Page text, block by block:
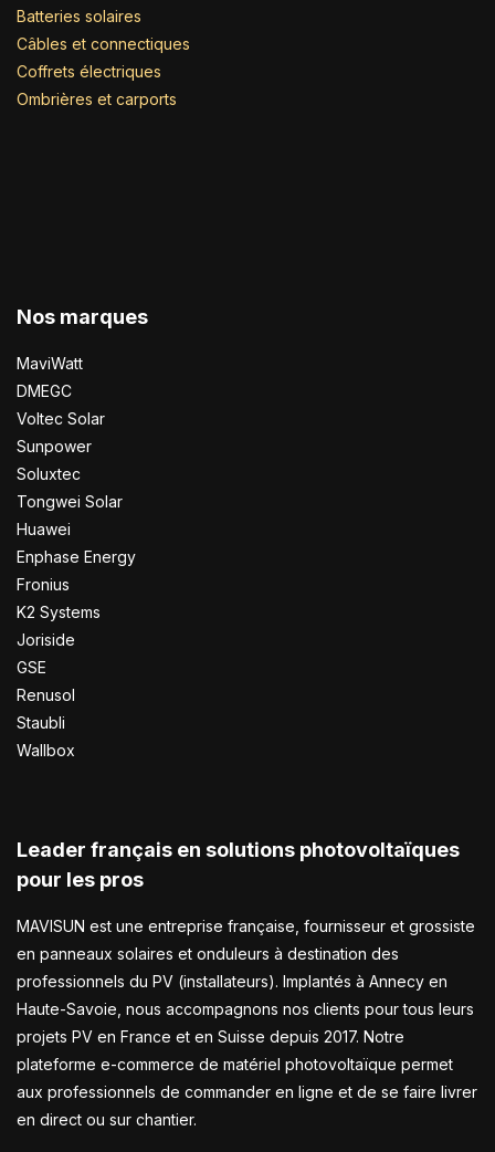
Batteries solaires
Câbles et connectiques
Coffrets électriques
Ombrières et carports
Nos marques
MaviWatt
DMEGC
Voltec Solar
Sunpower
Soluxtec
Tongwei Solar
Huawei
Enphase Energy
Fronius
K2 Systems
Joriside
GSE
Renusol
Staubli
Wallbox
Leader français en solutions photovoltaïques
pour les pros
MAVISUN est une entreprise française, fournisseur et grossiste
en panneaux solaires et onduleurs à destination des
professionnels du PV (installateurs). Implantés à Annecy en
Haute-Savoie, nous accompagnons nos clients pour tous leurs
projets PV en France et en Suisse depuis 2017. Notre
plateforme e-commerce de matériel photovoltaïque permet
aux professionnels de commander en ligne et de se faire livrer
en direct ou sur chantier.